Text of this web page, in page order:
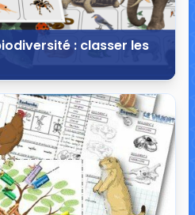
: classer les
février 2018
31 492 vues